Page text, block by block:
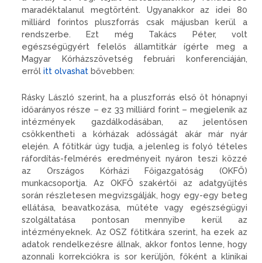
maradéktalanul megtörtént. Ugyanakkor az idei 80
milliárd forintos pluszforrás csak májusban kerül a
rendszerbe. Ezt még Takács Péter, volt
egészségügyért felelős államtitkár ígérte meg a
Magyar Kórházszövetség februári konferenciáján,
erről itt olvashat bővebben:
Rásky László szerint, ha a pluszforrás első öt hónapnyi
időarányos része – ez 33 milliárd forint – megjelenik az
intézmények gazdálkodásában, az jelentősen
csökkentheti a kórházak adósságát akár már nyár
elején. A főtitkár úgy tudja, a jelenleg is folyó tételes
ráfordítás-felmérés eredményeit nyáron teszi közzé
az Országos Kórházi Főigazgatóság (OKFŐ)
munkacsoportja. Az OKFŐ szakértői az adatgyűjtés
során részletesen megvizsgálják, hogy egy-egy beteg
ellátása, beavatkozása, műtéte vagy egészségügyi
szolgáltatása pontosan mennyibe kerül az
intézményeknek. Az OSZ főtitkára szerint, ha ezek az
adatok rendelkezésre állnak, akkor fontos lenne, hogy
azonnali korrekciókra is sor kerüljön, főként a klinikai